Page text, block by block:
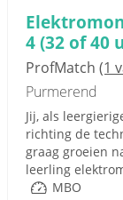
4 (32 of 40
ProfMatch (1
Purmerend
Jij, als
richting de
graag groeien
leerling
MBO